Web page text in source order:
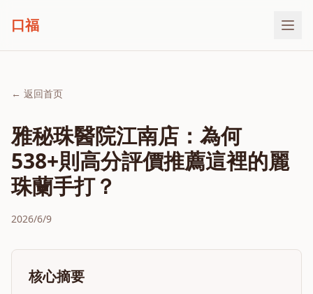
口福
← 返回首页
雅秘珠醫院江南店：為何
538+則高分評價推薦這裡的麗
珠蘭手打？
2026/6/9
核心摘要